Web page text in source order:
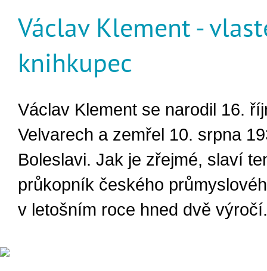
Václav Klement -
knihkupec
Václav Klement se narodil 16.
Velvarech a zemřel 10. srpna
Boleslavi. Jak je zřejmé, slaví
průkopník českého
v letošním roce hned dvě výročí.